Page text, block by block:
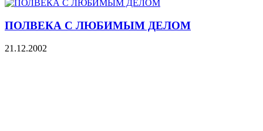
ПОЛВЕКА С ЛЮБИМЫМ ДЕЛОМ
21.12.2002